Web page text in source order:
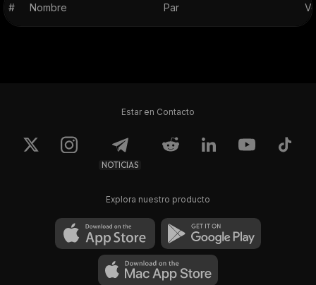
# Nombre Par
Estar en Contacto
NOTICIAS
Explora nuestro producto